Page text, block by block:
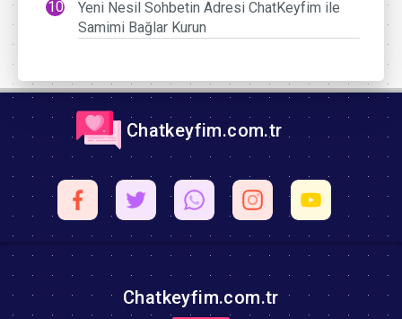
Yeni Nesil Sohbetin Adresi ChatKeyfim ile
Samimi Bağlar Kurun
Chatkeyfim.com.tr
Chatkeyfim.com.tr